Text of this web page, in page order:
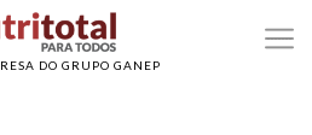
DO GRUPO GANEP
horário do jantar interfere diretamente no